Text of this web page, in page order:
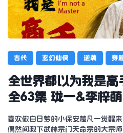
古代 玄幻仙侠 逆袭 穿
全世界都以为我是高
全63集 珑一&李梓
喜欢做白日梦的小保安楚凡一觉醒
偶然间救下武林宗门天命宗的大宗